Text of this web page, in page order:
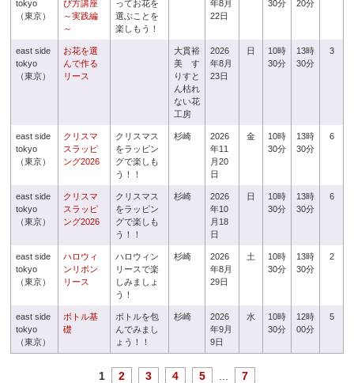
tokyo
（東京）
び方講座
～実践編
～
ってお花を
選ぶことを
楽しもう！
年8月
22日
30分
20分
east side
tokyo
（東京）
お花を選
んで作る
リース
大貫裕
美 す
りすと
ん枯れ
ない花
工房
2026
年8月
23日
日
10時
30分
13時
30分
3
east side
tokyo
（東京）
クリスマ
スラッピ
ング2026
クリスマス
をラッピン
グで楽しも
う！！
杉崎
2026
年11
月20
日
金
10時
30分
13時
30分
6
east side
tokyo
（東京）
クリスマ
スラッピ
ング2026
クリスマス
をラッピン
グで楽しも
う！！
杉崎
2026
年10
月18
日
日
10時
30分
13時
30分
6
east side
tokyo
（東京）
ハロウィ
ンリボン
リース
ハロウィン
リースで楽
しみましょ
う！
杉崎
2026
年8月
29日
土
10時
30分
13時
30分
2
east side
tokyo
（東京）
ボトル基
礎
ボトルを包
んでみまし
ょう！！
杉崎
2026
年9月
9日
水
10時
30分
12時
00分
5
1 2 3 4 5 7